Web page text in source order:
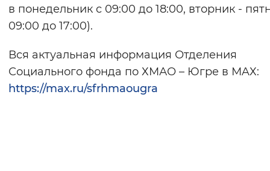
в понедельник с 09:00 до 18:00, вторник -
09:00 до 17:00).
Вся актуальная информация Отделения
Социального фонда по ХМАО – Югре в МAХ:
https://max.ru/sfrhmaougra